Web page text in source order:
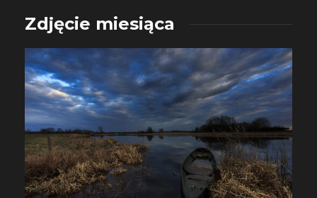
Zdjęcie miesiąca